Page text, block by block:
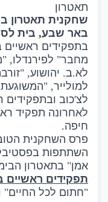
תאטרון
שחקנית תאטרון
באר שבע, בית
בתפקידים ראשיים
מחבר" לפירנדלו, "
לא.ב. יהושוע, "
למולייר, "
לצ'כוב ובתפקידים
לאחרונה תפקיד
חיפה.
פרס השחקנית
השתתפות
אמן" בתאטרון
תפקידים ראשיים
"חתום לכל החיים"